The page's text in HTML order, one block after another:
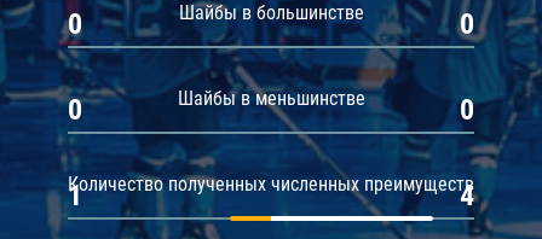
Шайбы в большинстве
0 0
Шайбы в меньшинстве
0 0
Количество полученных численных преимуществ
1 4